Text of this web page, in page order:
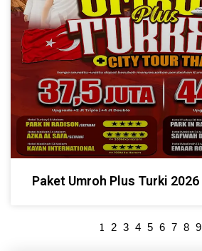
Paket Umroh Plus Turki 2026
1 2 3 4 5 6 7 8 9